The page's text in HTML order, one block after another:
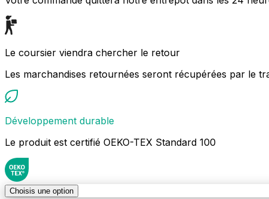
Le coursier viendra chercher le retour
Les marchandises retournées seront récupérées par le
Développement durable
Le produit est certifié OEKO-TEX Standard 100
Choisis une option